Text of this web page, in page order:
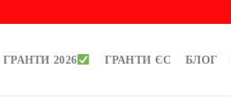
ГРАНТИ 2026 ГРАНТИ ЄС БЛОГ